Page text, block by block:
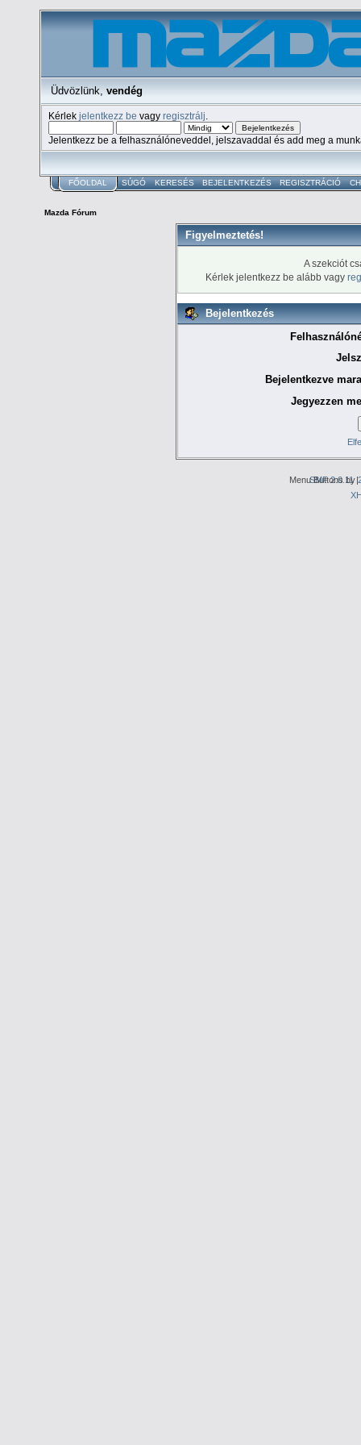
Üdvözlünk, vendég
Kérlekjelentkezz be vagyregisztrálj
Jelentkezz be a felhasználóneveddel, jelszavaddal és add meg a
FŐOLDAL SÚGÓ KERESÉS BEJELENTKEZÉS REGISZTRÁCIÓ
Mazda Fórum
Figyelmeztetés!
A szekciót
Kérlek jelentkezz be alább vagy
Bejelentkezés
Bejelentkezve
Jegyezzen
SMF 2.0.11|
Menu Buttons by